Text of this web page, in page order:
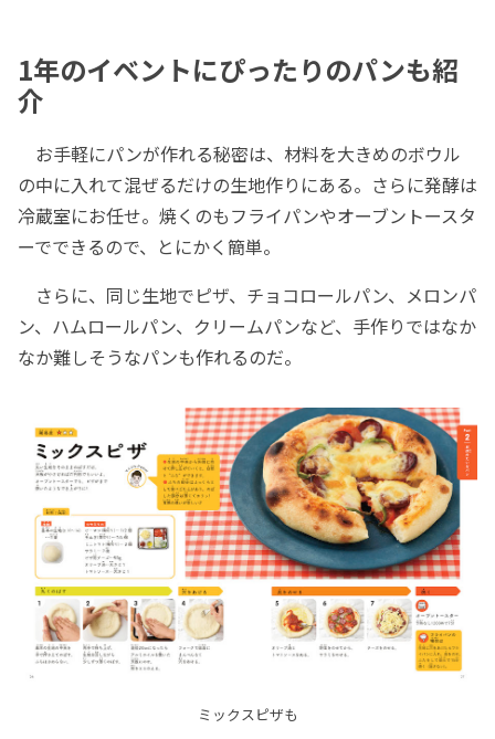
1年のイベントにぴったりのパンも紹
介
お手軽にパンが作れる秘密は、材料を大きめのボウル
の中に入れて混ぜるだけの生地作りにある。さらに発酵は
冷蔵室にお任せ。焼くのもフライパンやオーブントースタ
ーでできるので、とにかく簡単。
さらに、同じ生地でピザ、チョコロールパン、メロンパ
ン、ハムロールパン、クリームパンなど、手作りではなか
なか難しそうなパンも作れるのだ。
ミックスピザも